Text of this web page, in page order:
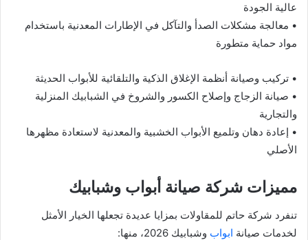
عالية الجودة
• معالجة مشكلات الصدأ والتآكل في الإطارات المعدنية باستخدام
مواد حماية متطورة
• تركيب وصيانة أنظمة الإغلاق الذكية والتلقائية للأبواب الحديثة
• صيانة الزجاج وإصلاح الكسور والشروخ في الشبابيك المنزلية
والتجارية
• إعادة دهان وتلميع الأبواب الخشبية والمعدنية لاستعادة مظهرها
الأصلي
مميزات شركة صيانة أبواب وشبابيك
تنفرد شركة حاتم للمقاولات بمزايا عديدة تجعلها الخيار الأمثل
لخدمات صيانة ابواب وشبابيك 2026، منها: